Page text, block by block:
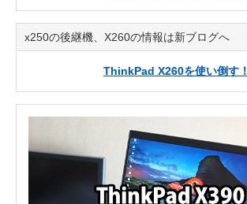
x250の後継機、X260の情報は新ブログへ
ThinkPad X260を使い倒す！